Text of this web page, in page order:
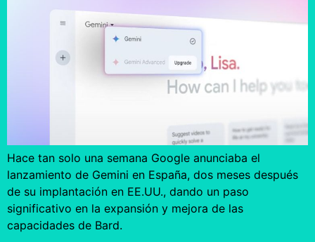
Hace tan solo una semana Google anunciaba el
lanzamiento de Gemini en España, dos meses después
de su implantación en EE.UU., dando un paso
significativo en la expansión y mejora de las
capacidades de Bard.